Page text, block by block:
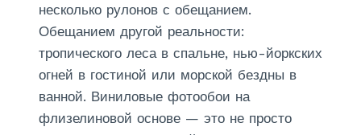
Я
Н
Ц
В
Ы
Й
несколько рулонов с обещанием.
Обещанием другой реальности:
тропического леса в спальне, нью-йоркских
огней в гостиной или морской бездны в
ванной. Виниловые фотообои на
флизелиновой основе — это не просто